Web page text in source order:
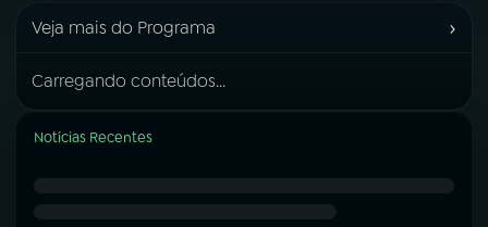
Veja mais do Programa ›
Carregando conteúdos...
Notícias Recentes